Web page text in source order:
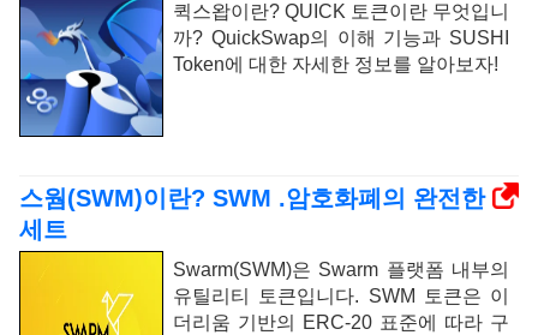
퀵스왑이란? QUICK 토큰이란 무엇입니
까? QuickSwap의 이해 기능과 SUSHI
Token에 대한 자세한 정보를 알아보자!
스웜(SWM)이란? SWM .암호화폐의 완전한
세트
Swarm(SWM)은 Swarm 플랫폼 내부의
유틸리티 토큰입니다. SWM 토큰은 이
더리움 기반의 ERC-20 표준에 따라 구